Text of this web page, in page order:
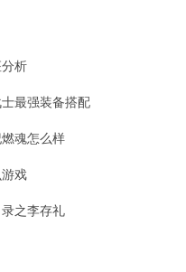
析
最强装备搭配
魂怎么样
戏
之李存礼